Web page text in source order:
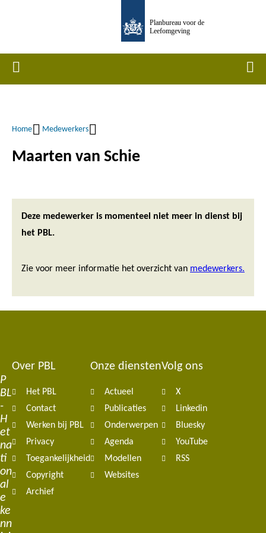
inhoud
Planbureau voor de
Leefomgeving
Home
Kruimelpad
Home Medewerkers
Maarten van Schie
Deze medewerker is momenteel niet meer in dienst bij
het PBL.
Zie voor meer informatie het overzicht van medewerkers.
P
BL
-
H
et
na
ti
on
al
e
ke
nn
Footer
navigation
Over PBL
Het PBL
Contact
Werken bij PBL
Privacy
Toegankelijkheid
Copyright
Archief
Onze diensten
Actueel
Publicaties
Onderwerpen
Agenda
Modellen
Websites
Volg ons
X
Linkedin
Bluesky
YouTube
RSS